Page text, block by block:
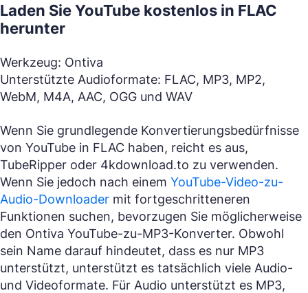
Laden Sie YouTube kostenlos in FLAC
herunter
Werkzeug: Ontiva
Unterstützte Audioformate: FLAC, MP3, MP2,
WebM, M4A, AAC, OGG und WAV
Wenn Sie grundlegende Konvertierungsbedürfnisse
von YouTube in FLAC haben, reicht es aus,
TubeRipper oder 4kdownload.to zu verwenden.
Wenn Sie jedoch nach einem YouTube-Video-zu-
Audio-Downloader mit fortgeschritteneren
Funktionen suchen, bevorzugen Sie möglicherweise
den Ontiva YouTube-zu-MP3-Konverter. Obwohl
sein Name darauf hindeutet, dass es nur MP3
unterstützt, unterstützt es tatsächlich viele Audio-
und Videoformate. Für Audio unterstützt es MP3,